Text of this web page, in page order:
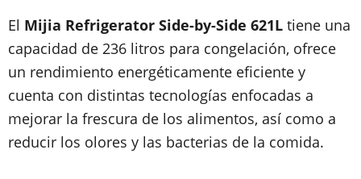
El Mijia Refrigerator Side-by-Side 621L tiene una
capacidad de 236 litros para congelación, ofrece
un rendimiento energéticamente eficiente y
cuenta con distintas tecnologías enfocadas a
mejorar la frescura de los alimentos, así como a
reducir los olores y las bacterias de la comida.